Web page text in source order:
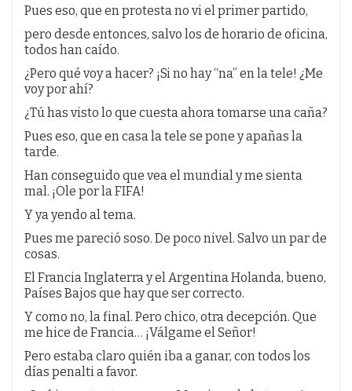
Pues eso, que en protesta no vi el primer partido,
pero desde entonces, salvo los de horario de oficina,
todos han caído.
¿Pero qué voy a hacer? ¡Si no hay “na” en la tele! ¿Me
voy por ahí?
¿Tú has visto lo que cuesta ahora tomarse una caña?
Pues eso, que en casa la tele se pone y apañas la
tarde.
Han conseguido que vea el mundial y me sienta
mal. ¡Ole por la FIFA!
Y ya yendo al tema.
Pues me pareció soso. De poco nivel. Salvo un par de
cosas.
El Francia Inglaterra y el Argentina Holanda, bueno,
Países Bajos que hay que ser correcto.
Y como no, la final. Pero chico, otra decepción. Que
me hice de Francia… ¡Válgame el Señor!
Pero estaba claro quién iba a ganar, con todos los
días penalti a favor.